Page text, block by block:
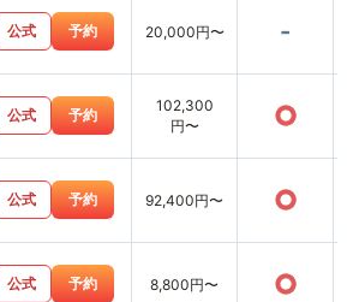
公式 予約 20,000円〜 -
公式 予約
102,300
円〜
○
公式 予約 92,400円〜 ○
公式 予約 8,800円〜 ○